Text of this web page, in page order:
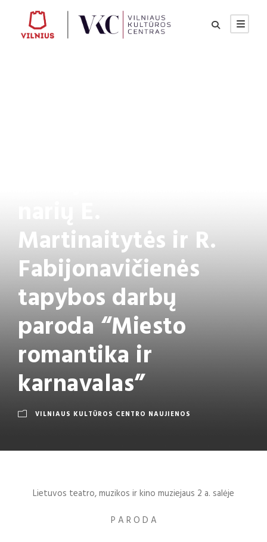
Martinaitytės ir R.
Fabijonavičienės
tapybos darbų
paroda “Miesto
romantika ir
karnavalas”
VILNIAUS KULTŪROS CENTRO NAUJIENOS
Lietuvos teatro, muzikos ir kino muziejaus 2 a. salėje
P A R O D A